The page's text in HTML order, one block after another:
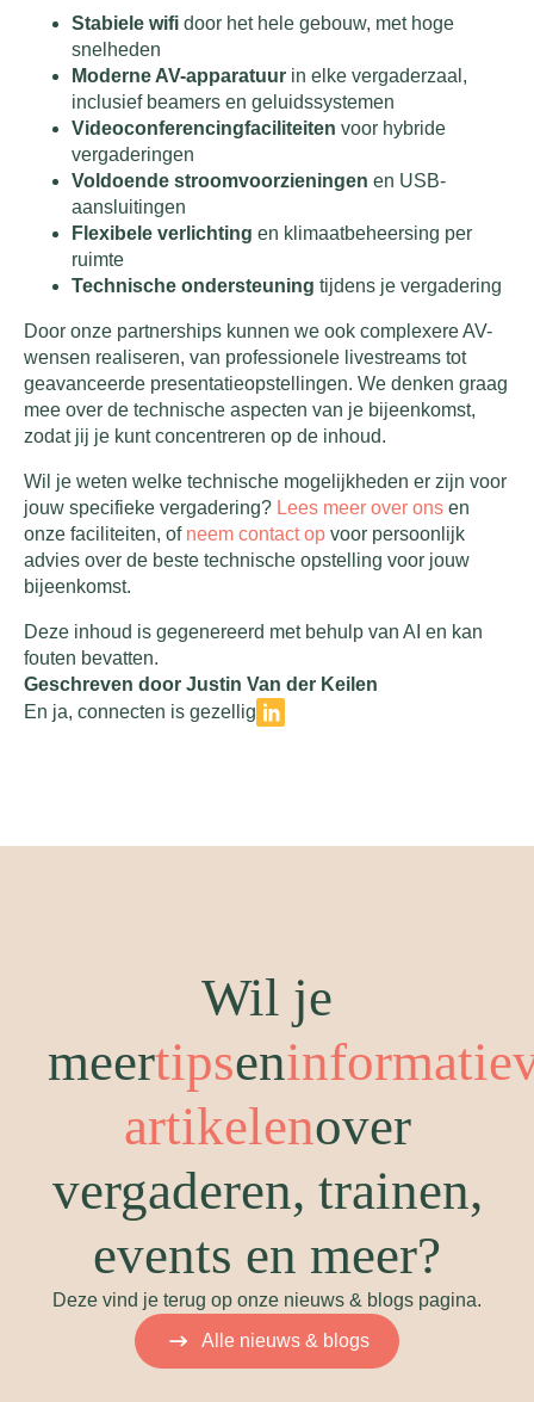
Stabiele wifi door het hele gebouw, met hoge
snelheden
Moderne AV-apparatuur in elke vergaderzaal,
inclusief beamers en geluidssystemen
Videoconferencingfaciliteiten voor hybride
vergaderingen
Voldoende stroomvoorzieningen en USB-
aansluitingen
Flexibele verlichting en klimaatbeheersing per
ruimte
Technische ondersteuning tijdens je vergadering
Door onze partnerships kunnen we ook complexere AV-
wensen realiseren, van professionele livestreams tot
geavanceerde presentatieopstellingen. We denken graag
mee over de technische aspecten van je bijeenkomst,
zodat jij je kunt concentreren op de inhoud.
Wil je weten welke technische mogelijkheden er zijn voor
jouw specifieke vergadering? Lees meer over ons en
onze faciliteiten, of neem contact op voor persoonlijk
advies over de beste technische opstelling voor jouw
bijeenkomst.
Deze inhoud is gegenereerd met behulp van AI en kan
fouten bevatten.
Geschreven door Justin Van der Keilen
En ja, connecten is gezellig
Wil je
meertipsen
artikelenover
vergaderen, trainen,
events en meer?
Deze vind je terug op onze nieuws & blogs pagina.
Alle nieuws & blogs